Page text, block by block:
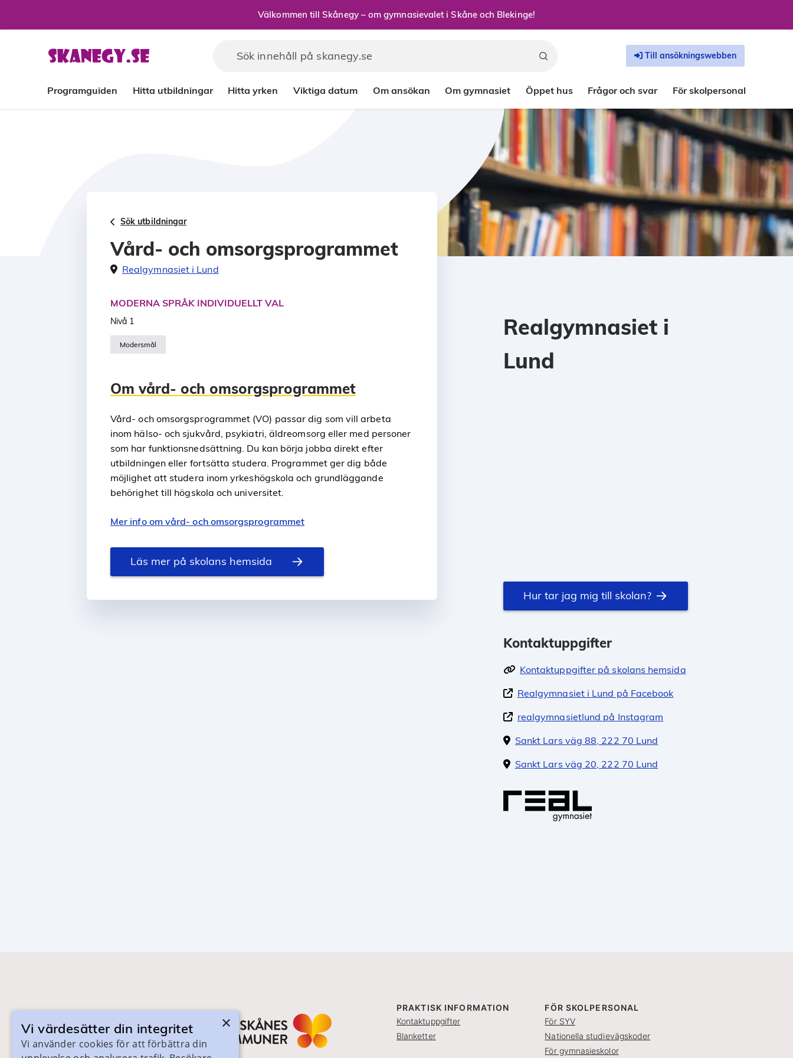
Välkommen till Skånegy – om gymnasievalet i Skåne och Blekinge!
Programguiden Hitta utbildningar Hitta yrken Viktiga datum Om ansökan Om gymnasiet Öppet hus Frågor och svar För skolpersonal
Till ansökningswebben
Sök utbildningar
Vård- och omsorgsprogrammet
Realgymnasiet i Lund
MODERNA SPRÅK INDIVIDUELLT VAL
Nivå 1
Modersmål
Om vård- och omsorgsprogrammet
Vård- och omsorgsprogrammet (VO) passar dig som vill arbeta
inom hälso- och sjukvård, psykiatri, äldreomsorg eller med personer
som har funktionsnedsättning. Du kan börja jobba direkt efter
utbildningen eller fortsätta studera. Programmet ger dig både
möjlighet att studera inom yrkeshögskola och grundläggande
behörighet till högskola och universitet.
Mer info om vård- och omsorgsprogrammet
Läs mer på skolans hemsida
Realgymnasiet i
Lund
Hur tar jag mig till skolan?
Kontaktuppgifter
Kontaktuppgifter på skolans hemsida
Realgymnasiet i Lund på Facebook
realgymnasietlund på Instagram
Sankt Lars väg 88, 222 70 Lund
Sankt Lars väg 20, 222 70 Lund
PRAKTISK INFORMATION
Kontaktuppgifter
Blanketter
FÖR SKOLPERSONAL
För SYV
Nationella studievägskoder
För gymnasieskolor
×
Vi värdesätter din integritet
Vi använder cookies för att förbättra din